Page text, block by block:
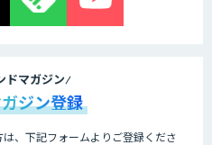
ドマガジン
ジン登録
、下記フォームよりご登録くださ